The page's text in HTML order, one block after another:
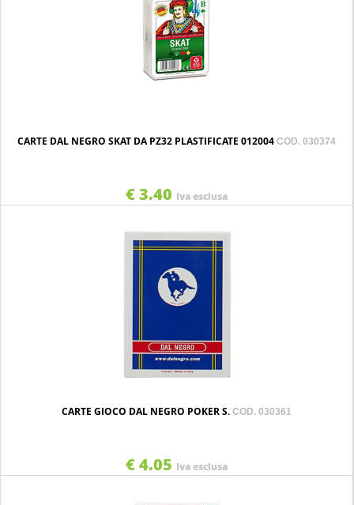
CARTE DAL NEGRO SKAT DA PZ32 PLASTIFICATE 012004 COD. 030374
€ 3.40 Iva esclusa
CARTE GIOCO DAL NEGRO POKER S. COD. 030361
€ 4.05 Iva esclusa